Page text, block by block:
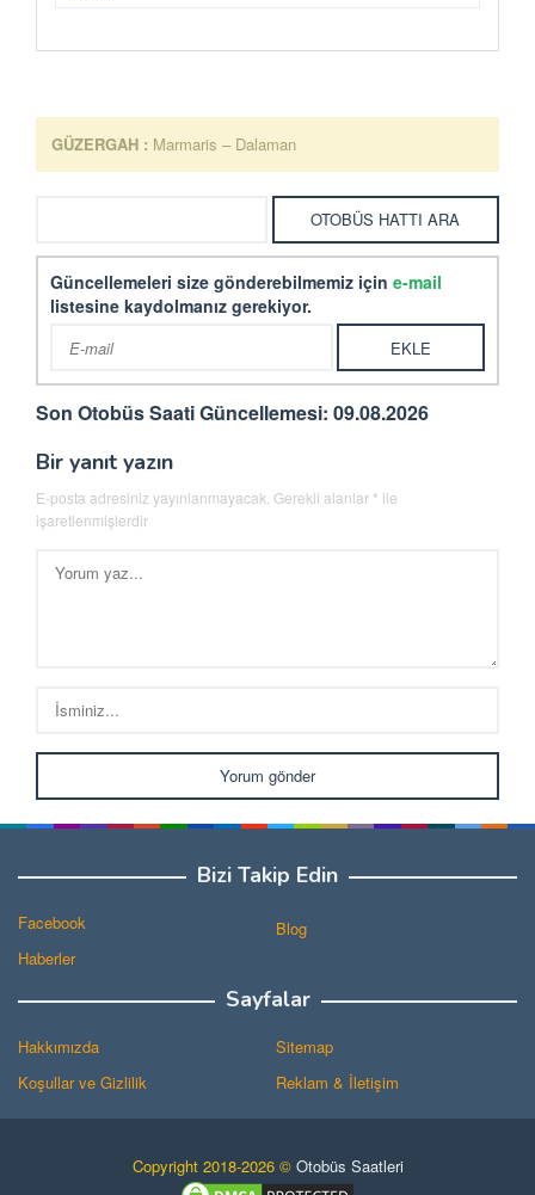
GÜZERGAH : Marmaris – Dalaman
Güncellemeleri size gönderebilmemiz için e-mail
listesine kaydolmanız gerekiyor.
Son Otobüs Saati Güncellemesi: 09.08.2026
Bir yanıt yazın
E-posta adresiniz yayınlanmayacak. Gerekli alanlar * ile
işaretlenmişlerdir
Bizi Takip Edin
Facebook
Haberler
Blog
Sayfalar
Hakkımızda
Koşullar ve Gizlilik
Sitemap
Reklam & İletişim
Copyright 2018-2026 © Otobüs Saatleri